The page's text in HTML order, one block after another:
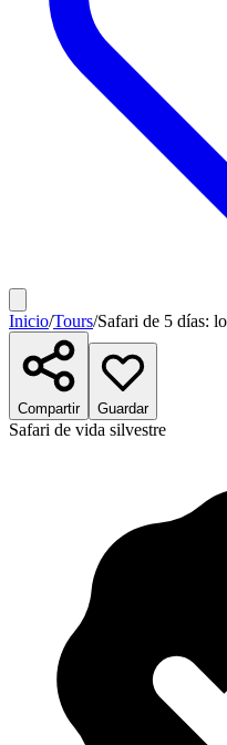
Inicio/Tours/Safari de 5 días:
Compartir Guardar
Safari de vida silvestre